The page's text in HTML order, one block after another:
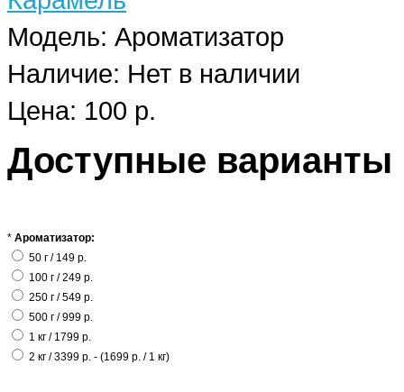
Модель: Ароматизатор
Наличие: Нет в наличии
Цена: 100 р.
Доступные варианты
* Ароматизатор:
50 г / 149 р.
100 г / 249 р.
250 г / 549 р.
500 г / 999 р.
1 кг / 1799 р.
2 кг / 3399 р. - (1699 р. / 1 кг)